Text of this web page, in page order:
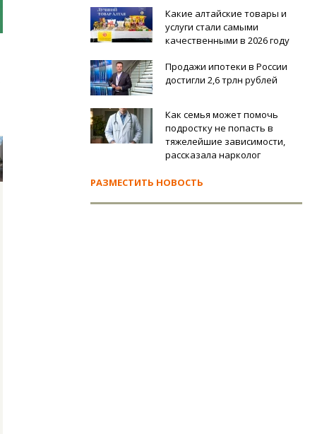
Какие алтайские товары и
услуги стали самыми
качественными в 2026 году
Продажи ипотеки в России
достигли 2,6 трлн рублей
Как семья может помочь
подростку не попасть в
тяжелейшие зависимости,
рассказала нарколог
РАЗМЕСТИТЬ НОВОСТЬ